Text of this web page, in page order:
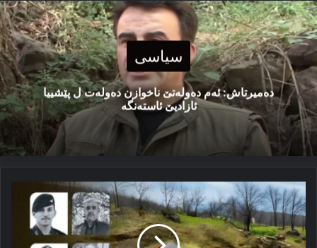
سیاسی
دەمیرتاش: ئەم دەولەتێ ناخوازن دەولەت ل پێشییا
ئازادیێ ئاستەنگە
د
هێرشەکا
ئیرانێ
دا